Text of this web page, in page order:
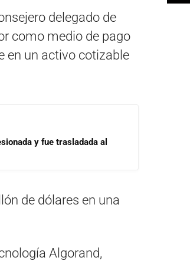
delegado de
como medio de pago
en un activo cotizable
y fue trasladada al
de dólares en una
Algorand,